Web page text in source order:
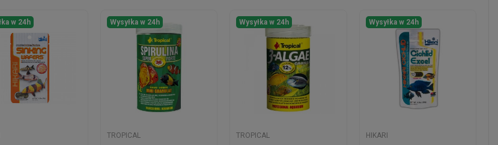
w 24h Wysyłka w 24h
TROPICAL
Wysyłka w 24h
TROPICAL
Wysyłka w 24h
HIKARI